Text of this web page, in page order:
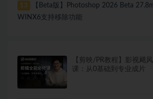
13
【Beta版】Photoshop 2026 Beta
WINX6支持移除功能
【剪映/PR教程】影视飓
课：从0基础到专业成片